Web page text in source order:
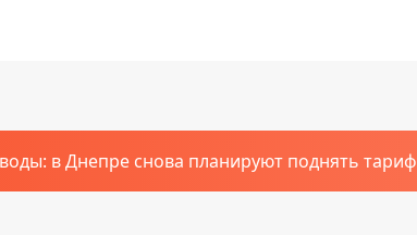
в Днепре снова планируют поднять тариф